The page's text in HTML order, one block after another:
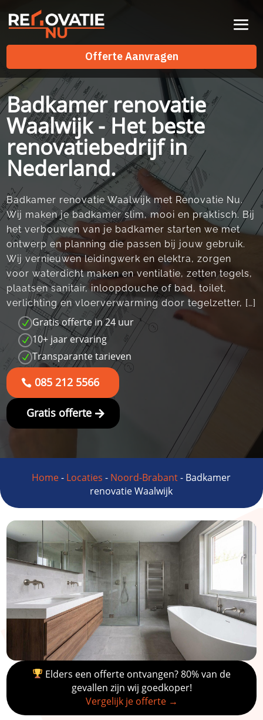
Offerte Aanvragen
Offerte Aanvragen
Badkamer renovatie
Waalwijk - Het beste
renovatiebedrijf in
Nederland.
Badkamer renovatie Waalwijk met Renovatie Nu.​
Wij maken je badkamer slim, mooi en praktisch.​ Bij
het verbouwen van je badkamer starten we met
ontwerp en planning die passen bij jouw gebruik.​
Wij vernieuwen leidingwerk en elektra, zorgen
voor waterdicht maken en ventilatie, zetten tegels,
plaatsen sanitair, inloopdouche of bad, toilet,
verlichting en vloerverwarming door tegelzetter, […]
N Gratis offerte in 24 uur
N 10+ jaar ervaring
N Transparante tarieven
085 212 5566
Gratis offerte
Home- Locaties - Noord-Brabant- Badkamer
renovatie Waalwijk
Elders een offerte ontvangen? 80% van de
gevallen zijn wij goedkoper!
Vergelijk je offerte →